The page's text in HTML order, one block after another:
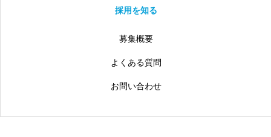
採用を知る
募集概要
よくある質問
お問い合わせ